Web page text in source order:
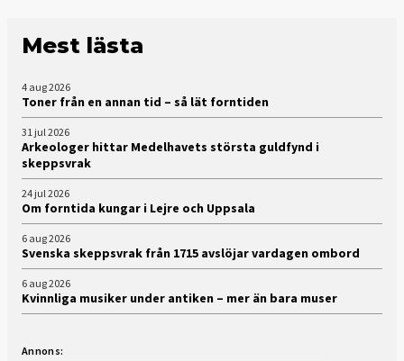
Mest lästa
4 aug 2026
Toner från en annan tid – så lät forntiden
31 jul 2026
Arkeologer hittar Medelhavets största guldfynd i
skeppsvrak
24 jul 2026
Om forntida kungar i Lejre och Uppsala
6 aug 2026
Svenska skeppsvrak från 1715 avslöjar vardagen ombord
6 aug 2026
Kvinnliga musiker under antiken – mer än bara muser
Annons: